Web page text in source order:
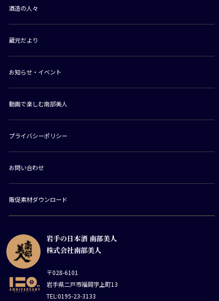
岩手の日本酒 南部美人
株式会社南部美人
〒028-6101
岩手県二戸市福岡字上町13
TEL:0195-23-3133
酒造の人々
蔵元だより
お知らせ・イベント
動画で楽しむ南部美人
プライバシーポリシー
お問い合わせ
販促素材ダウンロード